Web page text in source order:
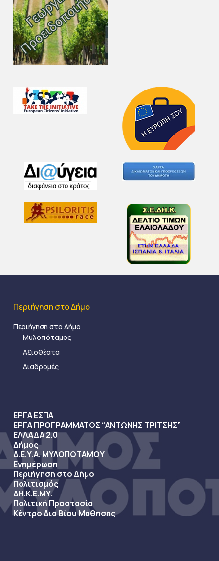
Περιήγηση στο Δήμο
Περιήγηση στο Δήμο
Μυλοπόταμος
Αξιοθέατα
Διαδρομές
ΕΡΓΑ ΕΣΠΑ
ΕΡΓΑ ΠΡΟΓΡΑΜΜΑΤΟΣ “ΑΝΤΩΝΗΣ ΤΡΙΤΣΗΣ”
ΕΛΛΑΔΑ 2.0
Δήμος
Δ.Ε.Υ.Α. ΜΥΛΟΠΟΤΑΜΟΥ
Ενημέρωση
Περιήγηση στο Δήμο
Πολιτισμός
ΔΗ.Κ.Ε.ΜΥ.
Πολιτική Προστασία
Κέντρο Δια Βίου Μάθησης